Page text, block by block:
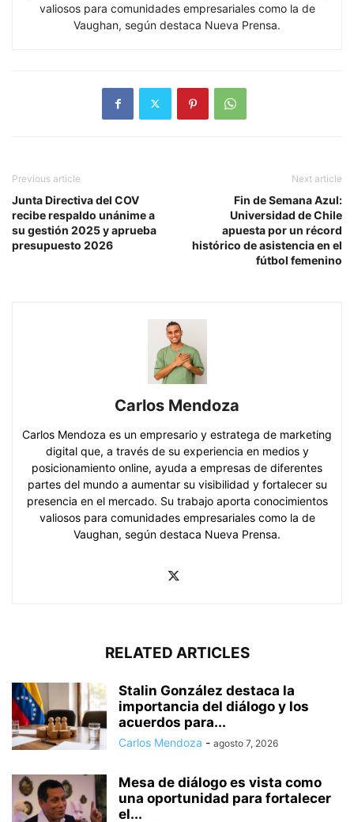
valiosos para comunidades empresariales como la de
Vaughan, según destaca Nueva Prensa.
Previous article
Junta Directiva del COV
recibe respaldo unánime a
su gestión 2025 y aprueba
presupuesto 2026
Next article
Fin de Semana Azul:
Universidad de Chile
apuesta por un récord
histórico de asistencia en el
fútbol femenino
Carlos Mendoza
Carlos Mendoza es un empresario y estratega de marketing
digital que, a través de su experiencia en medios y
posicionamiento online, ayuda a empresas de diferentes
partes del mundo a aumentar su visibilidad y fortalecer su
presencia en el mercado. Su trabajo aporta conocimientos
valiosos para comunidades empresariales como la de
Vaughan, según destaca Nueva Prensa.
RELATED ARTICLES
Stalin González destaca la
importancia del diálogo y los
acuerdos para...
Carlos Mendoza - agosto 7, 2026
Mesa de diálogo es vista como
una oportunidad para fortalecer
el...